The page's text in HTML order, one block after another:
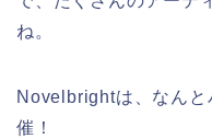
ね。
Novelbrightは、なんと
催！